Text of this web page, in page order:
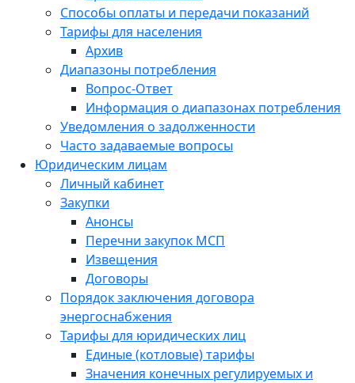
Способы оплаты и передачи показаний
Тарифы для населения
Архив
Диапазоны потребления
Вопрос-Ответ
Информация о диапазонах потребления
Уведомления о задолженности
Часто задаваемые вопросы
Юридическим лицам
Личный кабинет
Закупки
Анонсы
Перечни закупок МСП
Извещения
Договоры
Порядок заключения договора
энергоснабжения
Тарифы для юридических лиц
Единые (котловые) тарифы
Значения конечных регулируемых и